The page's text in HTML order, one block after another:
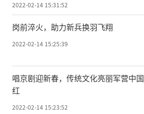
2022-02-14 15:31:52
岗前淬火，助力新兵换羽飞翔
2022-02-14 15:25:39
唱京剧迎新春，传统文化亮丽军营中国
红
2022-02-14 15:23:52